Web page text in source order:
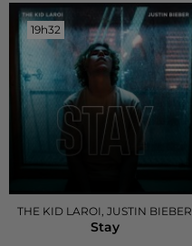
19h32
19h32
THE KID LAROI, JUSTIN BIEBER
Stay